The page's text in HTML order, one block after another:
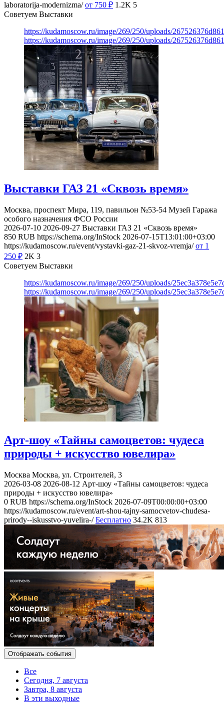
laboratorija-modernizma/ от 750 ₽ 1.2K 5
Советуем Выставки
https://kudamoscow.ru/image/269/250/uploads/
https://kudamoscow.ru/image/269/250/uploads/
Выставки ГАЗ 21 «Сквозь время»
Москва, проспект Мира, 119, павильон №53-54 Музей Гаража
особого назначения ФСО России
2026-07-10 2026-09-27 Выставки ГАЗ 21 «Сквозь время»
850 RUB https://schema.org/InStock 2026-07-15T13:01:00+03:00
https://kudamoscow.ru/event/vystavki-gaz-21-skvoz-vremja/ от 1
250 ₽ 2K 3
Советуем Выставки
https://kudamoscow.ru/image/269/250/uploads/
https://kudamoscow.ru/image/269/250/uploads/
Арт-шоу «Тайны самоцветов: чудеса
природы + искусство ювелира»
Москва Москва, ул. Строителей, 3
2026-03-08 2026-08-12 Арт-шоу «Тайны самоцветов: чудеса
природы + искусство ювелира»
0 RUB https://schema.org/InStock 2026-07-09T00:00:00+03:00
https://kudamoscow.ru/event/art-shou-tajny-samocvetov-chudesa-
prirody--iskusstvo-yuvelira-/ Бесплатно 34.2K 813
Отображать события
Все
Сегодня, 7 августа
Завтра, 8 августа
В эти выходные